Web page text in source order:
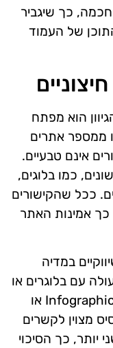
כך שיגביר
של העמוד
הוא מפתח
ממספר אתרים
אינם טבעיים.
כמו בלוגים,
ככל שהקישורים
כך אמינות האתר
במדיה
עם בלוגרים או
יוצרי תוכן. הכנת תוכן איכותי, כמו Infographics או
מצוין לקשרים
יותר, כך הסיכוי